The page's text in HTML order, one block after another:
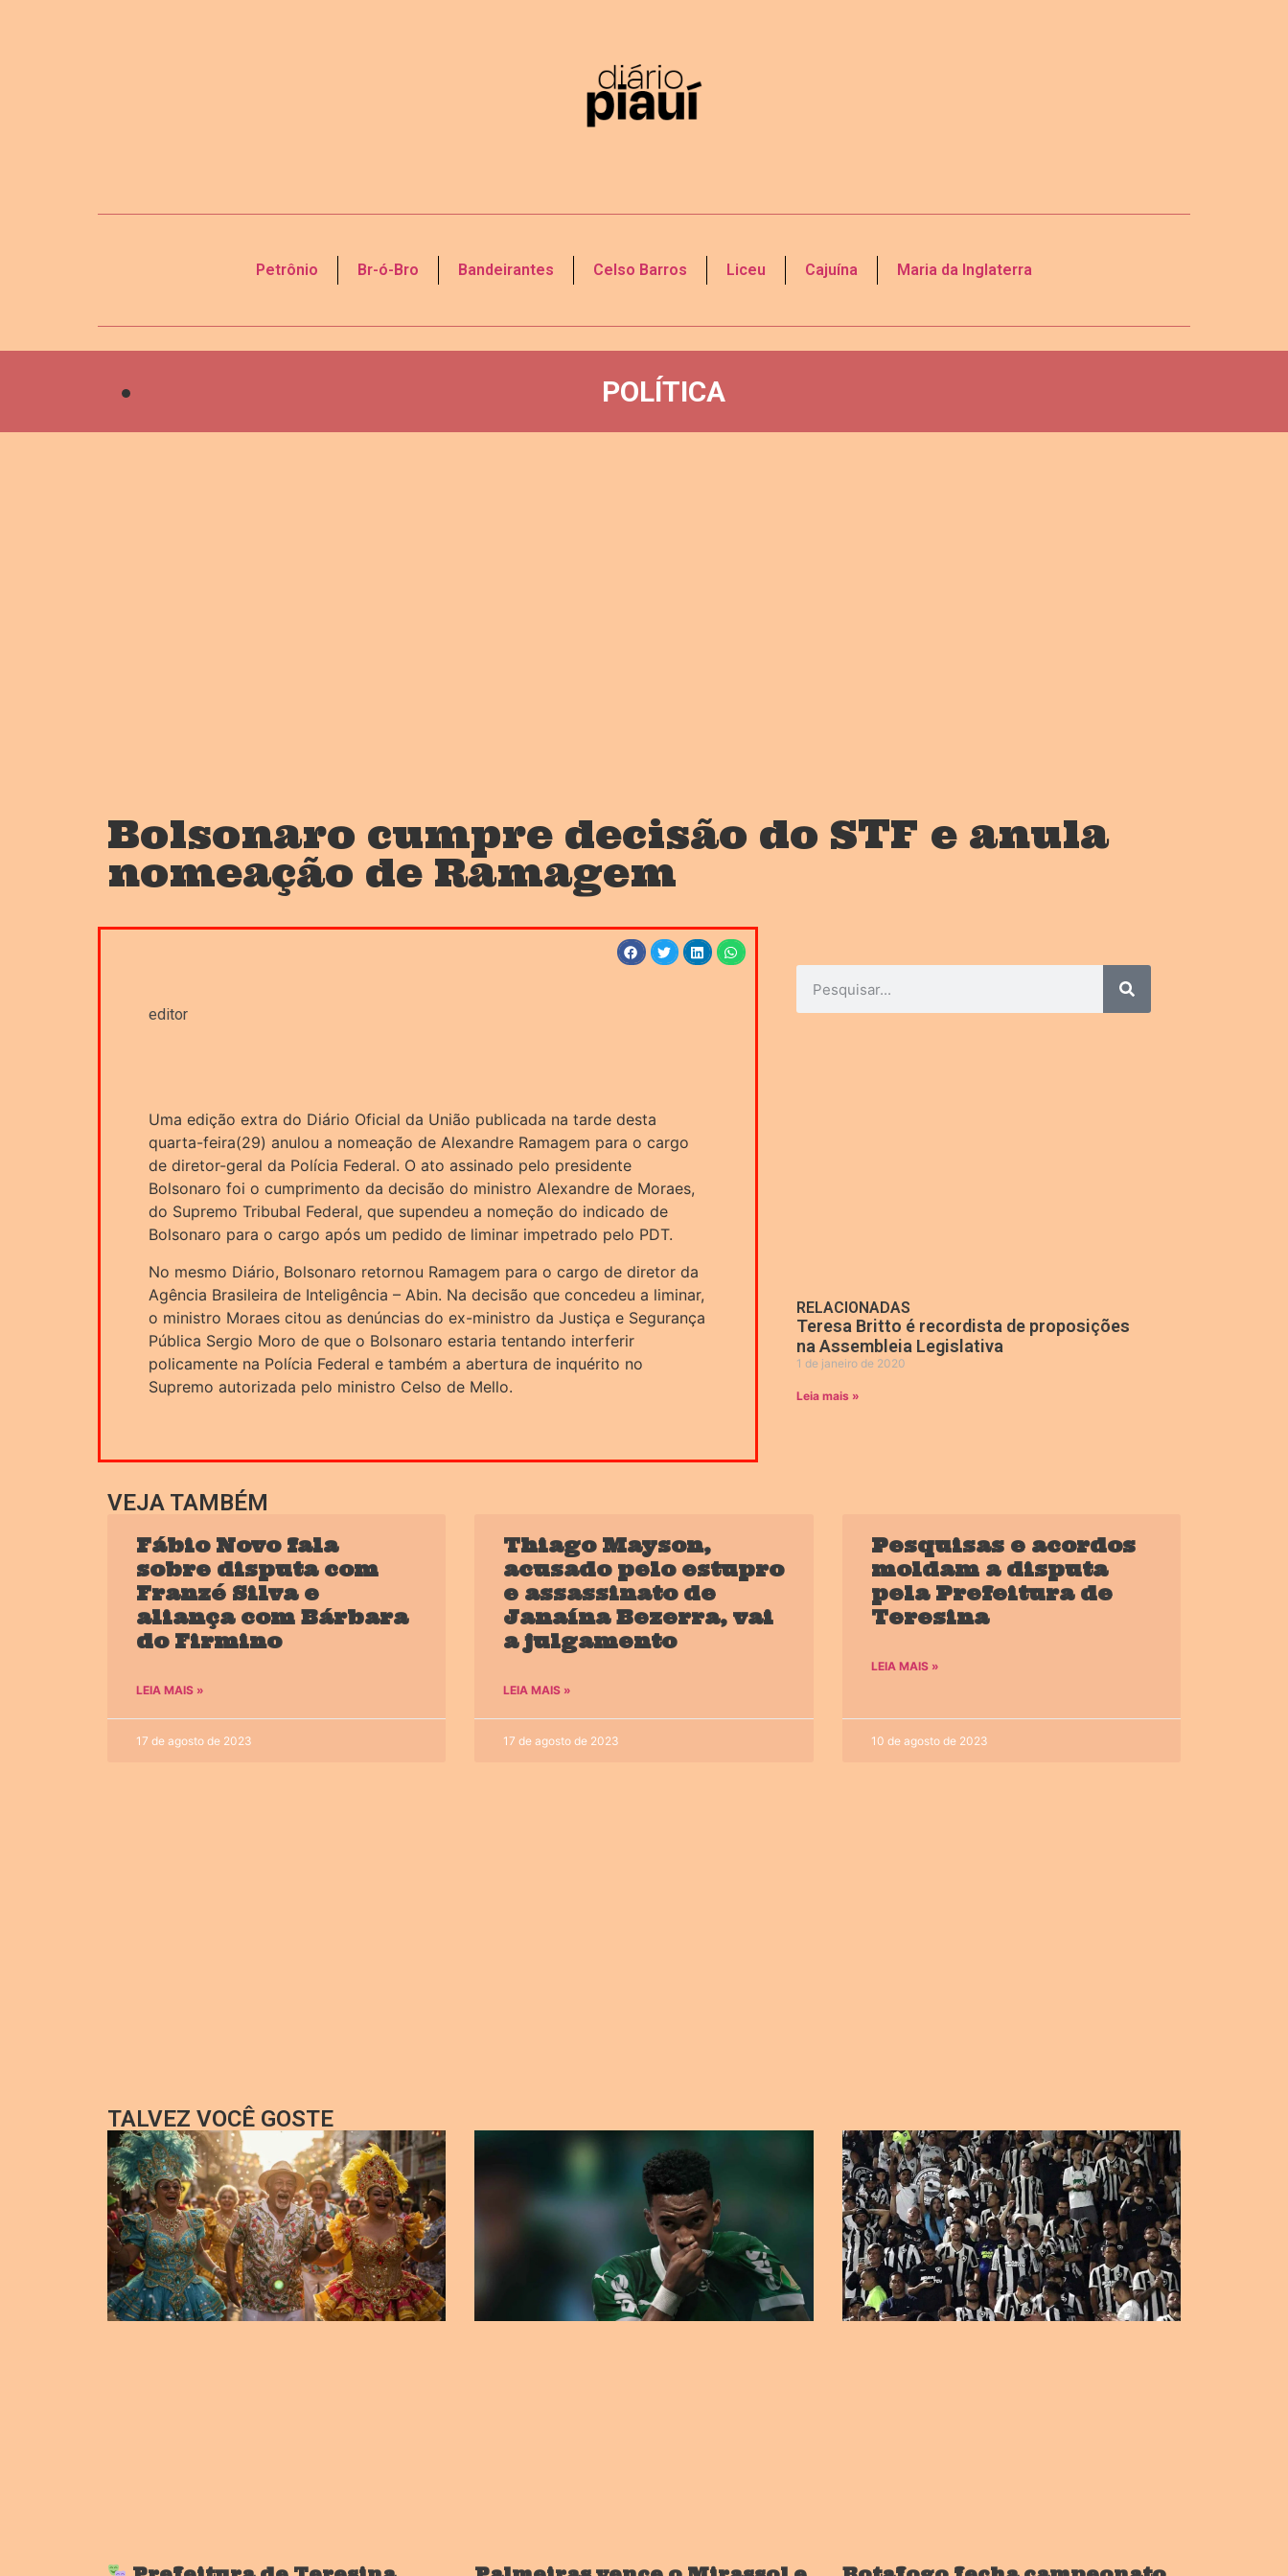
Petrônio Br-ó-Bro Bandeirantes Celso Barros Liceu Cajuína Maria da Inglaterra
POLÍTICA
Bolsonaro cumpre decisão do STF e anula
nomeação de Ramagem
editor
Uma edição extra do Diário Oficial da União publicada na tarde desta
quarta-feira(29) anulou a nomeação de Alexandre Ramagem para o cargo
de diretor-geral da Polícia Federal. O ato assinado pelo presidente
Bolsonaro foi o cumprimento da decisão do ministro Alexandre de Moraes,
do Supremo Tribubal Federal, que supendeu a nomeção do indicado de
Bolsonaro para o cargo após um pedido de liminar impetrado pelo PDT.
No mesmo Diário, Bolsonaro retornou Ramagem para o cargo de diretor da
Agência Brasileira de Inteligência – Abin. Na decisão que concedeu a liminar,
o ministro Moraes citou as denúncias do ex-ministro da Justiça e Segurança
Pública Sergio Moro de que o Bolsonaro estaria tentando interferir
policamente na Polícia Federal e também a abertura de inquérito no
Supremo autorizada pelo ministro Celso de Mello.
RELACIONADAS
Teresa Britto é recordista de proposições
na Assembleia Legislativa
1 de janeiro de 2020
Leia mais »
VEJA TAMBÉM
Fábio Novo fala
sobre disputa com
Franzé Silva e
aliança com Bárbara
do Firmino
LEIA MAIS »
17 de agosto de 2023
Thiago Mayson,
acusado pelo estupro
e assassinato de
Janaína Bezerra, vai
a julgamento
LEIA MAIS »
17 de agosto de 2023
Pesquisas e acordos
moldam a disputa
pela Prefeitura de
Teresina
LEIA MAIS »
10 de agosto de 2023
TALVEZ VOCÊ GOSTE